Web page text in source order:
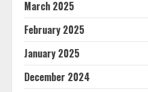
March 2025
February 2025
January 2025
December 2024